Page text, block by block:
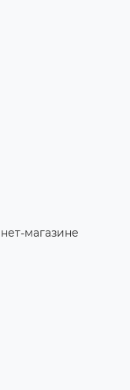
магазине